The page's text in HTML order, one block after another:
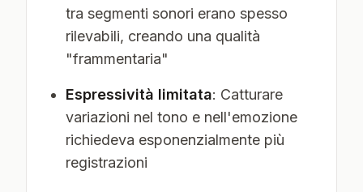
tra segmenti sonori erano spesso
rilevabili, creando una qualità
"frammentaria"
Espressività limitata: Catturare
variazioni nel tono e nell'emozione
richiedeva esponenzialmente più
registrazioni